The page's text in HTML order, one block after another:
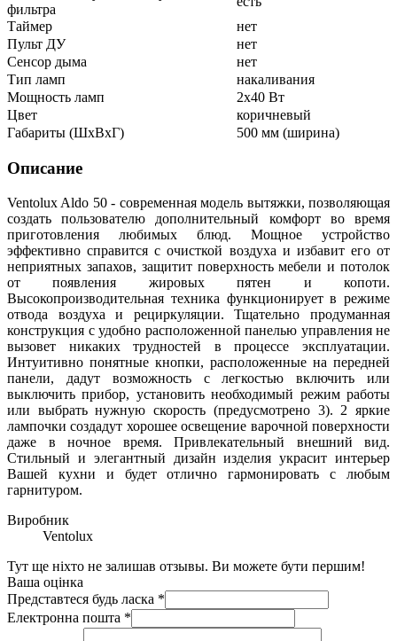
фильтра
Таймер
нет
Пульт ДУ
нет
Сенсор дыма
нет
Тип ламп
накаливания
Мощность ламп
2x40 Вт
Цвет
коричневый
Габариты (ШхВхГ)
500 мм (ширина)
Описание
Ventolux Aldo 50 - современная модель вытяжки, позволяющая
создать пользователю дополнительный комфорт во время
приготовления любимых блюд. Мощное устройство
эффективно справится с очисткой воздуха и избавит его от
неприятных запахов, защитит поверхность мебели и потолок
от появления жировых пятен и копоти.
Высокопроизводительная техника функционирует в режиме
отвода воздуха и рециркуляции. Тщательно продуманная
конструкция с удобно расположенной панелью управления не
вызовет никаких трудностей в процессе эксплуатации.
Интуитивно понятные кнопки, расположенные на передней
панели, дадут возможность с легкостью включить или
выключить прибор, установить необходимый режим работы
или выбрать нужную скорость (предусмотрено 3). 2 яркие
лампочки создадут хорошее освещение варочной поверхности
даже в ночное время. Привлекательный внешний вид.
Стильный и элегантный дизайн изделия украсит интерьер
Вашей кухни и будет отлично гармонировать с любым
гарнитуром.
Виробник
Ventolux
Тут ще ніхто не залишав отзывы. Ви можете бути першим!
Ваша оцінка
Представтеся будь ласка *
Електронна пошта *